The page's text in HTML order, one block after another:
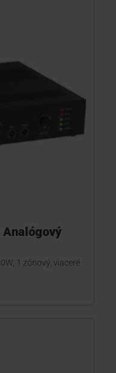
Analógový
1 zónový, viaceré